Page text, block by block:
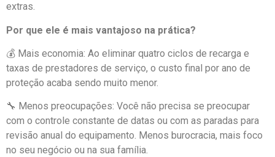
extras.
Por que ele é mais vantajoso na prática?
💰 Mais economia: Ao eliminar quatro ciclos de recarga e
taxas de prestadores de serviço, o custo final por ano de
proteção acaba sendo muito menor.
🔧 Menos preocupações: Você não precisa se preocupar
com o controle constante de datas ou com as paradas para
revisão anual do equipamento. Menos burocracia, mais foco
no seu negócio ou na sua família.